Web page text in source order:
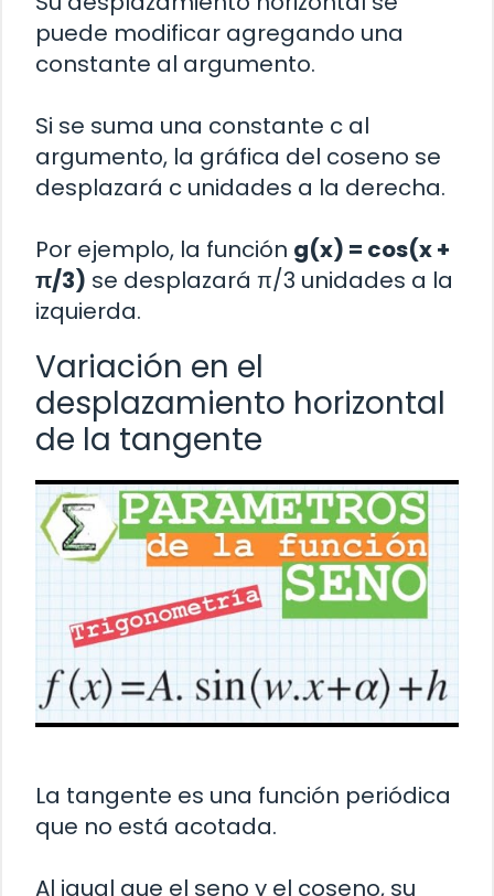
puede modificar agregando una
constante al argumento.
Si se suma una constante c al
argumento, la gráfica del coseno se
desplazará c unidades a la derecha.
Por ejemplo, la función g(x) = cos(x +
π/3) se desplazará π/3 unidades a la
izquierda.
Variación en el
desplazamiento horizontal
de la tangente
La tangente es una función periódica
que no está acotada.
Al igual que el seno y el coseno, su